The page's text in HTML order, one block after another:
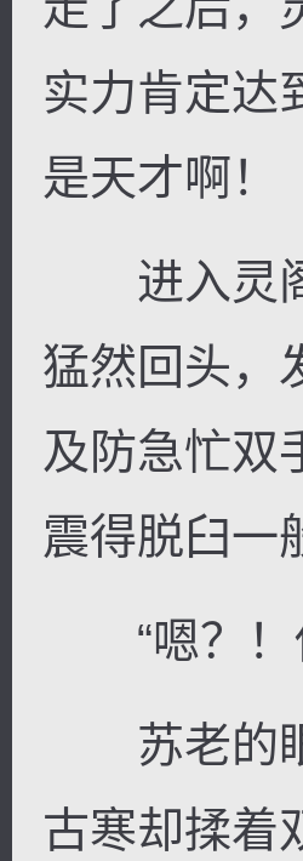
实力肯定达
是天才啊！
进入灵阁
猛然回头，
及防急忙双
震得脱臼一
“嗯？！
苏老的眼
古寒却揉着